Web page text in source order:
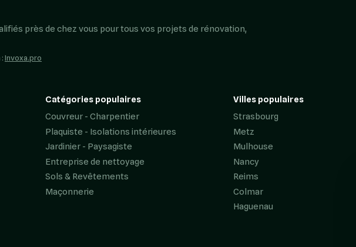
près de chez vous pour tous vos projets de rénovation,
Invoxa.pro
Catégories populaires
Couvreur - Charpentier
Plaquiste - Isolations intérieures
Jardinier - Paysagiste
Entreprise de nettoyage
Sols & Revêtements
Maçonnerie
Villes populaires
Strasbourg
Metz
Mulhouse
Nancy
Reims
Colmar
Haguenau